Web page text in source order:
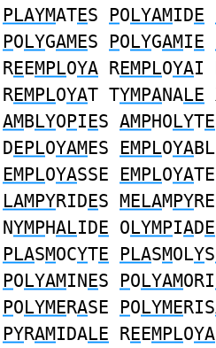
PLAYMATES POLYAMIDE
POLYGAMES POLYGAMIE
REEMPLOYA REMPLOYAI
REMPLOYAT TYMPANALE
AMBLYOPIES AMPHOLYTE
DEPLOYAMES EMPLOYA
EMPLOYASSE EMPLOYA
LAMPYRIDES MELAMPY
NYMPHALIDE OLYMPIADE
PLASMOCYTE PLASMOLYS
POLYAMINES POLYAMORI
POLYMERASE POLYMERIS
PYRAMIDALE REEMPLOYA